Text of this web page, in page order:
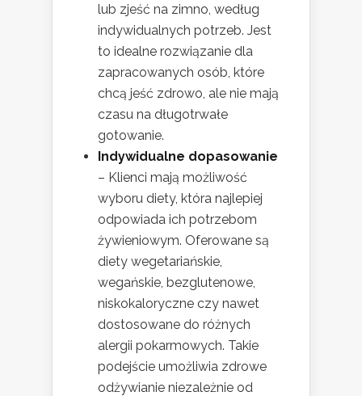
lub zjeść na zimno, według
indywidualnych potrzeb. Jest
to idealne rozwiązanie dla
zapracowanych osób, które
chcą jeść zdrowo, ale nie mają
czasu na długotrwałe
gotowanie.
Indywidualne dopasowanie
– Klienci mają możliwość
wyboru diety, która najlepiej
odpowiada ich potrzebom
żywieniowym. Oferowane są
diety wegetariańskie,
wegańskie, bezglutenowe,
niskokaloryczne czy nawet
dostosowane do różnych
alergii pokarmowych. Takie
podejście umożliwia zdrowe
odżywianie niezależnie od